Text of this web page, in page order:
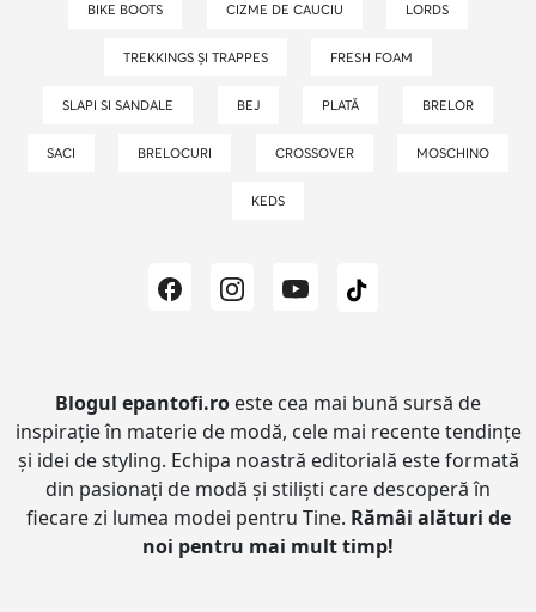
BIKE BOOTS CIZME DE CAUCIU LORDS
TREKKINGS ȘI TRAPPES FRESH FOAM
SLAPI SI SANDALE BEJ PLATĂ BRELOR
SACI BRELOCURI CROSSOVER MOSCHINO
KEDS
Blogul epantofi.ro este cea mai bună sursă de
inspirație în materie de modă, cele mai recente tendințe
și idei de styling. Echipa noastră editorială este formată
din pasionați de modă și stiliști care descoperă în
fiecare zi lumea modei pentru Tine. Rămâi alături de
noi pentru mai mult timp!